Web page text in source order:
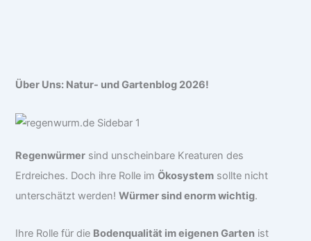
Über Uns: Natur- und Gartenblog 2026!
Regenwürmer sind unscheinbare Kreaturen des
Erdreiches. Doch ihre Rolle imÖkosystem sollte nicht
unterschätzt werden!Würmer sind enorm wichtig.
Ihre Rolle für die Bodenqualität im eigenen Garten ist